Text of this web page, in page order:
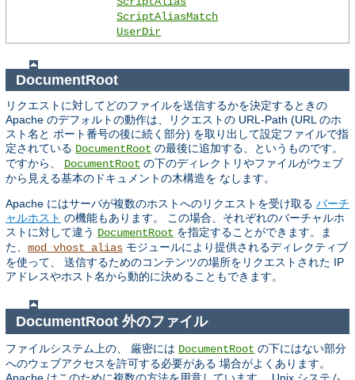
ScriptAliasMatch
UserDir
DocumentRoot
リクエストに対してどのファイルを送信するかを決定するときの
Apache のデフォルトの動作は、リクエストの URL-Path (URL のホ
スト名と ポート番号の後に続く部分) を取り出して設定ファイルで指
定されている DocumentRoot の最後に追加する、というものです。
ですから、 DocumentRoot の下のディレクトリやファイルがウェブ
から見える基本のドキュメントの木構造を なします。
Apache にはサーバが複数のホストへのリクエストを受け取る バーチ
ャルホスト の機能もあります。 この場合、それぞれのバーチャルホ
ストに対して違う DocumentRoot を指定することができます。ま
た、 mod_vhost_alias モジュールにより提供されるディレクティブ
を使って、 送信するためのコンテンツの場所をリクエストされた IP
アドレスやホスト名から動的に決めることもできます。
DocumentRoot 外のファイル
ファイルシステム上の、 厳密には DocumentRoot の下にはない部分
へのウェブアクセスを許可する必要がある 場合がよくあります。
Apache はこのために複数の方法を用意しています。 Unix システム